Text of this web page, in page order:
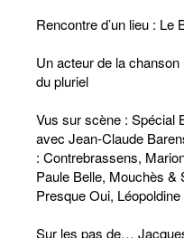
Rencontre d’un lieu : Le
Un acteur de la
du pluriel
Vus sur scène : Spécial
avec Jean-Claude
: Contrebrassens,
Paule Belle, Mouchès &
Presque Oui,
Sur les pas de…